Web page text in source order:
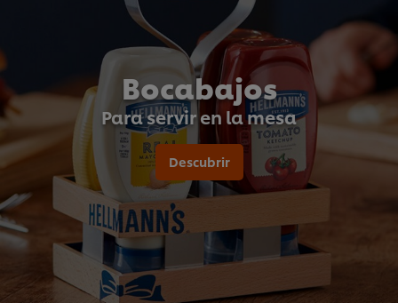
Bocabajos
Para servir en la mesa
Descubrir